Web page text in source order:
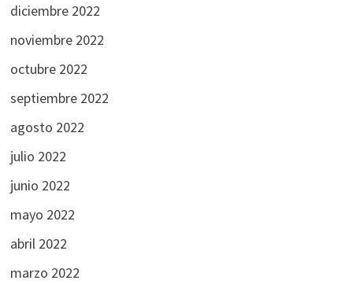
diciembre 2022
noviembre 2022
octubre 2022
septiembre 2022
agosto 2022
julio 2022
junio 2022
mayo 2022
abril 2022
marzo 2022